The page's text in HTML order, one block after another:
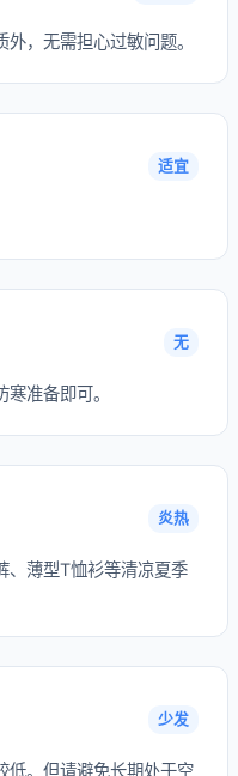
，无需担心过敏问题。
适宜
无
准备即可。
炎热
、薄型T恤衫等清凉夏季
少发
低。但请避免长期处于空